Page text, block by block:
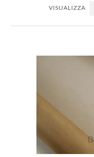
VISUALIZZA